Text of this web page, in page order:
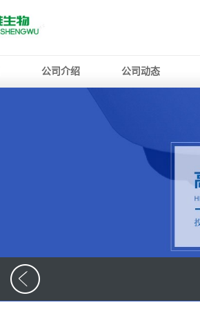
公司介绍 公司动态